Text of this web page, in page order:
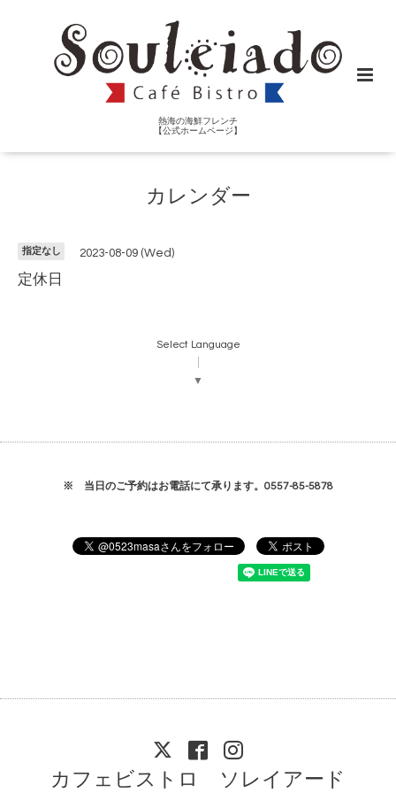
熱海の海鮮フレンチ
【公式ホームページ】
カレンダー
指定なし 2023-08-09 (Wed)
定休日
Select Language
▼
※ 当日のご予約はお電話にて承ります。0557-85-5878
カフェビストロ ソレイアード